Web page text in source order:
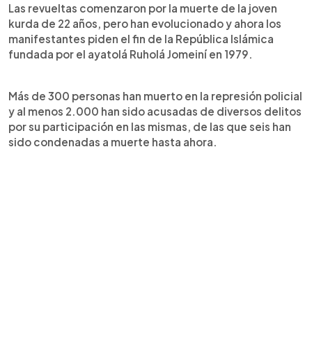
Las revueltas comenzaron por la muerte de la joven
kurda de 22 años, pero han evolucionado y ahora los
manifestantes piden el fin de la República Islámica
fundada por el ayatolá Ruholá Jomeiní en 1979.
Más de 300 personas han muerto en la represión policial
y al menos 2.000 han sido acusadas de diversos delitos
por su participación en las mismas, de las que seis han
sido condenadas a muerte hasta ahora.